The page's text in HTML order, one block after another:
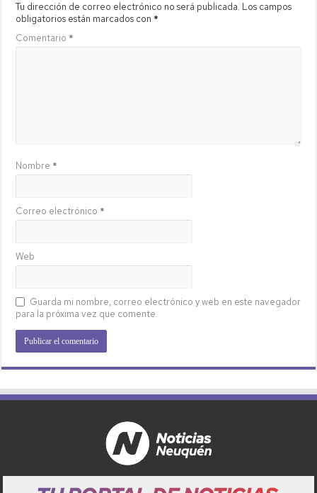
Tu dirección de correo electrónico no será publicada. Los campos
obligatorios están marcados con *
Comentario *
Nombre *
Correo electrónico *
Web
Guarda mi nombre, correo electrónico y web en este navegador
para la próxima vez que comente.